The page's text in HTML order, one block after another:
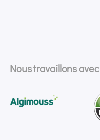
Nous travaillons